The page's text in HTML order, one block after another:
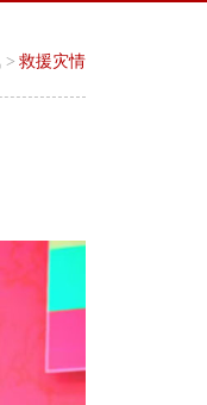
> 救援灾情